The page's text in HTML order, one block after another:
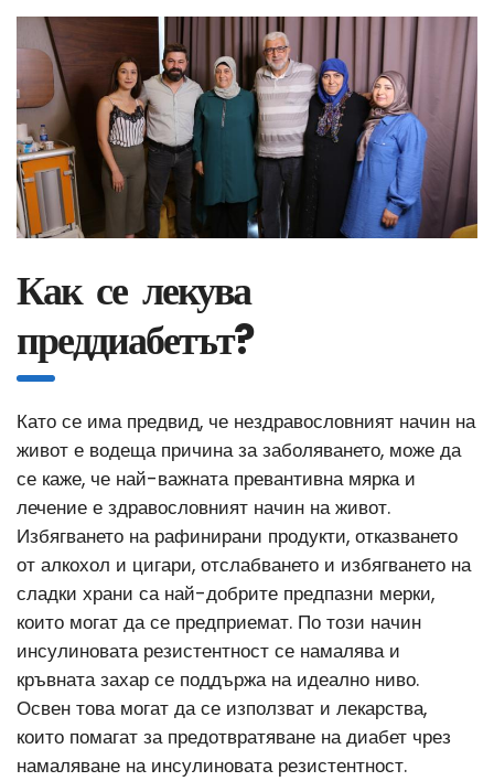
Как се лекува
преддиабетът?
Като се има предвид, че нездравословният начин на
живот е водеща причина за заболяването, може да
се каже, че най-важната превантивна мярка и
лечение е здравословният начин на живот.
Избягването на рафинирани продукти, отказването
от алкохол и цигари, отслабването и избягването на
сладки храни са най-добрите предпазни мерки,
които могат да се предприемат. По този начин
инсулиновата резистентност се намалява и
кръвната захар се поддържа на идеално ниво.
Освен това могат да се използват и лекарства,
които помагат за предотвратяване на диабет чрез
намаляване на инсулиновата резистентност.